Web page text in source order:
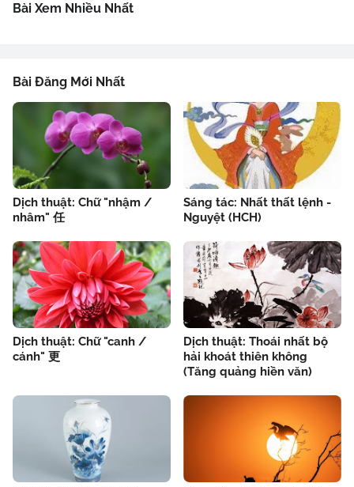
Bài Xem Nhiều Nhất
Bài Đăng Mới Nhất
Dịch thuật: Chữ "nhậm /
nhâm" 任
Sáng tác: Nhất thất lệnh -
Nguyệt (HCH)
Dịch thuật: Chữ "canh /
cánh" 更
Dịch thuật: Thoái nhất bộ
hải khoát thiên không
(Tăng quảng hiền văn)